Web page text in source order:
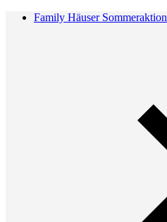
Family Häuser Sommeraktion